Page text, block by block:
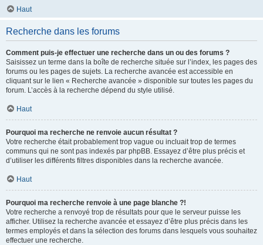
Haut
Recherche dans les forums
Comment puis-je effectuer une recherche dans un ou des forums ?
Saisissez un terme dans la boîte de recherche située sur l’index, les pages des
forums ou les pages de sujets. La recherche avancée est accessible en
cliquant sur le lien « Recherche avancée » disponible sur toutes les pages du
forum. L’accès à la recherche dépend du style utilisé.
Haut
Pourquoi ma recherche ne renvoie aucun résultat ?
Votre recherche était probablement trop vague ou incluait trop de termes
communs qui ne sont pas indexés par phpBB. Essayez d’être plus précis et
d’utiliser les différents filtres disponibles dans la recherche avancée.
Haut
Pourquoi ma recherche renvoie à une page blanche ?!
Votre recherche a renvoyé trop de résultats pour que le serveur puisse les
afficher. Utilisez la recherche avancée et essayez d’être plus précis dans les
termes employés et dans la sélection des forums dans lesquels vous souhaitez
effectuer une recherche.